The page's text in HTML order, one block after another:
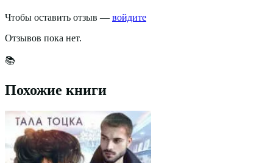
Чтобы оставить отзыв — войдите
Отзывов пока нет.
📚
Похожие книги